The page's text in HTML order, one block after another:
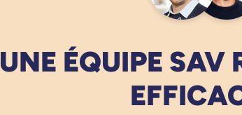
UNE ÉQUIPE SAV